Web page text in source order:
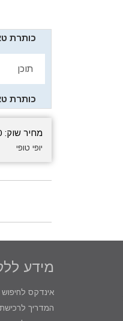
כותרת
תוכן
כותרת
מחיר שוק:
יופי טופי
מידע
אינדקס
המדריך לרכישת